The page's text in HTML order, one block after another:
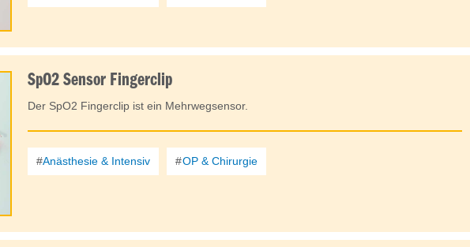
SpO2 Sensor Fingerclip
Der SpO2 Fingerclip ist ein Mehrwegsensor.
Anästhesie & Intensiv OP & Chirurgie